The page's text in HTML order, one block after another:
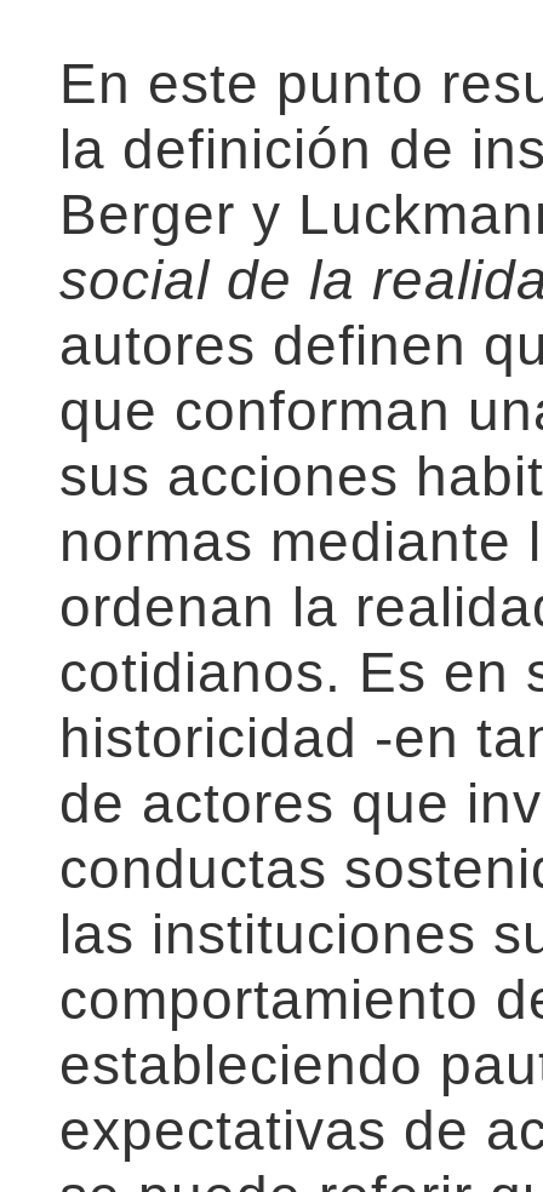
En este punto
la definición de
Berger y
social de la
autores definen
que conforman
sus acciones
normas mediante
ordenan la
cotidianos. Es en
historicidad -en
de actores que
conductas
las instituciones
comportamiento
estableciendo
expectativas de